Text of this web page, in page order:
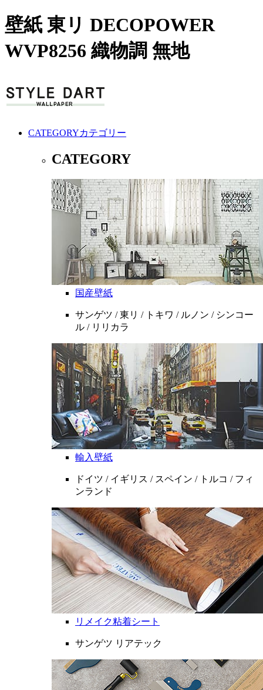
壁紙 東リ DECOPOWER
WVP8256 織物調 無地
CATEGORYカテゴリー
CATEGORY
国産壁紙
サンゲツ / 東リ / トキワ / ルノン / シンコー
ル / リリカラ
輸入壁紙
ドイツ / イギリス / スペイン / トルコ / フィ
ンランド
リメイク粘着シート
サンゲツ リアテック